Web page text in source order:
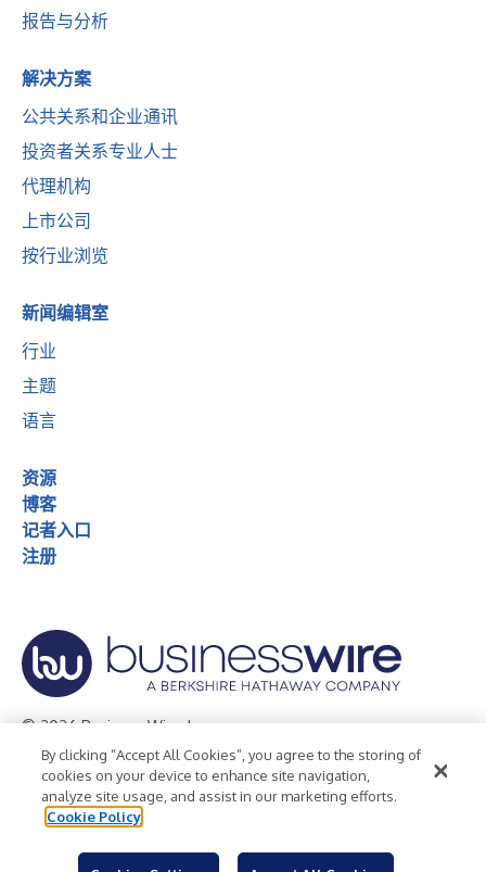
报告与分析
解决方案
公共关系和企业通讯
投资者关系专业人士
代理机构
上市公司
按行业浏览
新闻编辑室
行业
主题
语言
资源
博客
记者入口
注册
© 2026 Business Wire, Inc.
隐私政策 Cookie 政策 版权政策
可访问性声明
使用条款
By clicking “Accept All Cookies”, you agree to the storing of
cookies on your device to enhance site navigation,
analyze site usage, and assist in our marketing efforts.
Cookie Policy